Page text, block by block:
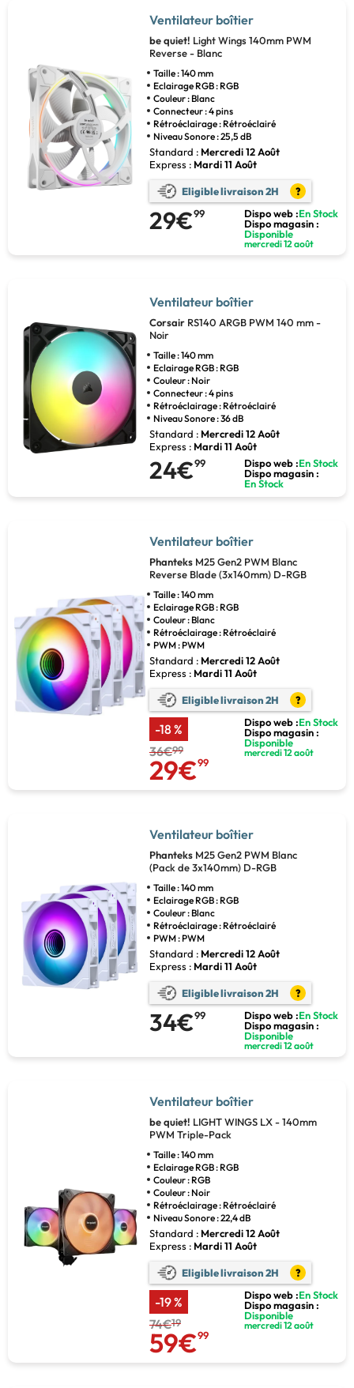
Ventilateur boîtier
be quiet! Light Wings 140mm PWM
Reverse - Blanc
Taille : 140 mm
Eclairage RGB : RGB
Couleur : Blanc
Connecteur : 4 pins
Rétroéclairage : Rétroéclairé
Niveau Sonore : 25,5 dB
Standard : Mercredi 12 Août
Express : Mardi 11 Août
Eligible livraison 2H ?
29€99 Dispo web :En Stock
Dispo magasin :
Disponible
mercredi 12 août
Ventilateur boîtier
Corsair RS140 ARGB PWM 140 mm -
Noir
Taille : 140 mm
Eclairage RGB : RGB
Couleur : Noir
Connecteur : 4 pins
Rétroéclairage : Rétroéclairé
Niveau Sonore : 36 dB
Standard : Mercredi 12 Août
Express : Mardi 11 Août
24€99 Dispo web :En Stock
Dispo magasin :
En Stock
Ventilateur boîtier
Phanteks M25 Gen2 PWM Blanc
Reverse Blade (3x140mm) D-RGB
Taille : 140 mm
Eclairage RGB : RGB
Couleur : Blanc
Rétroéclairage : Rétroéclairé
PWM : PWM
Standard : Mercredi 12 Août
Express : Mardi 11 Août
Eligible livraison 2H ?
-18 %
36€99
29€99
Dispo web :En Stock
Dispo magasin :
Disponible
mercredi 12 août
Ventilateur boîtier
Phanteks M25 Gen2 PWM Blanc
(Pack de 3x140mm) D-RGB
Taille : 140 mm
Eclairage RGB : RGB
Couleur : Blanc
Rétroéclairage : Rétroéclairé
PWM : PWM
Standard : Mercredi 12 Août
Express : Mardi 11 Août
Eligible livraison 2H ?
34€99 Dispo web :En Stock
Dispo magasin :
Disponible
mercredi 12 août
Ventilateur boîtier
be quiet! LIGHT WINGS LX - 140mm
PWM Triple-Pack
Taille : 140 mm
Eclairage RGB : RGB
Couleur : RGB
Couleur : Noir
Rétroéclairage : Rétroéclairé
Niveau Sonore : 22,4 dB
Standard : Mercredi 12 Août
Express : Mardi 11 Août
Eligible livraison 2H ?
-19 %
74€19
59€99
Dispo web :En Stock
Dispo magasin :
Disponible
mercredi 12 août